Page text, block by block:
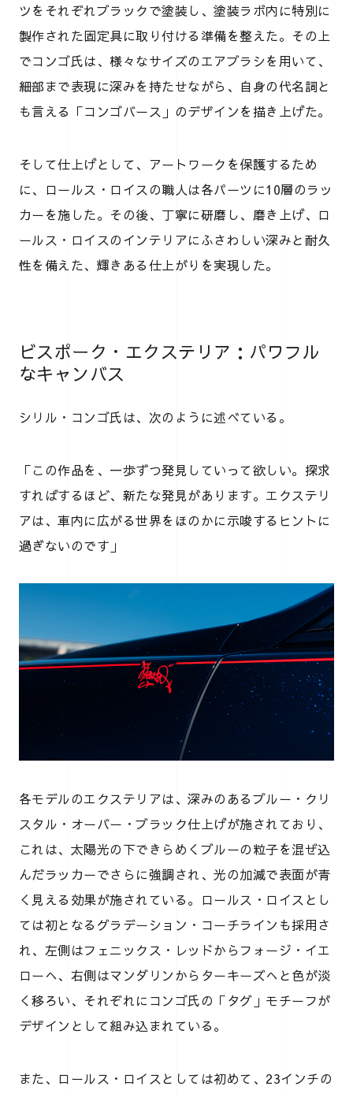
ツをそれぞれブラックで塗装し、塗装ラボ内に特別に
製作された固定具に取り付ける準備を整えた。その上
でコンゴ氏は、様々なサイズのエアブラシを用いて、
細部まで表現に深みを持たせながら、自身の代名詞と
も言える「コンゴバース」のデザインを描き上げた。
そして仕上げとして、アートワークを保護するため
に、ロールス・ロイスの職人は各パーツに10層のラッ
カーを施した。その後、丁寧に研磨し、磨き上げ、ロ
ールス・ロイスのインテリアにふさわしい深みと耐久
性を備えた、輝きある仕上がりを実現した。
ビスポーク・エクステリア：パワフル
なキャンバス
シリル・コンゴ氏は、次のように述べている。
「この作品を、一歩ずつ発見していって欲しい。探求
すればするほど、新たな発見があります。エクステリ
アは、車内に広がる世界をほのかに示唆するヒントに
過ぎないのです」
各モデルのエクステリアは、深みのあるブルー・クリ
スタル・オーバー・ブラック仕上げが施されており、
これは、太陽光の下できらめくブルーの粒子を混ぜ込
んだラッカーでさらに強調され、光の加減で表面が青
く見える効果が施されている。ロールス・ロイスとし
ては初となるグラデーション・コーチラインも採用さ
れ、左側はフェニックス・レッドからフォージ・イエ
ローへ、右側はマンダリンからターキーズへと色が淡
く移ろい、それぞれにコンゴ氏の「タグ」モチーフが
デザインとして組み込まれている。
また、ロールス・ロイスとしては初めて、23インチの